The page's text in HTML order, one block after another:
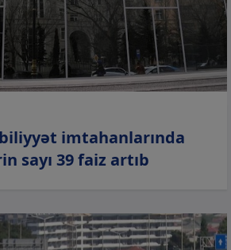
imtahanlarında
sayı 39 faiz artıb